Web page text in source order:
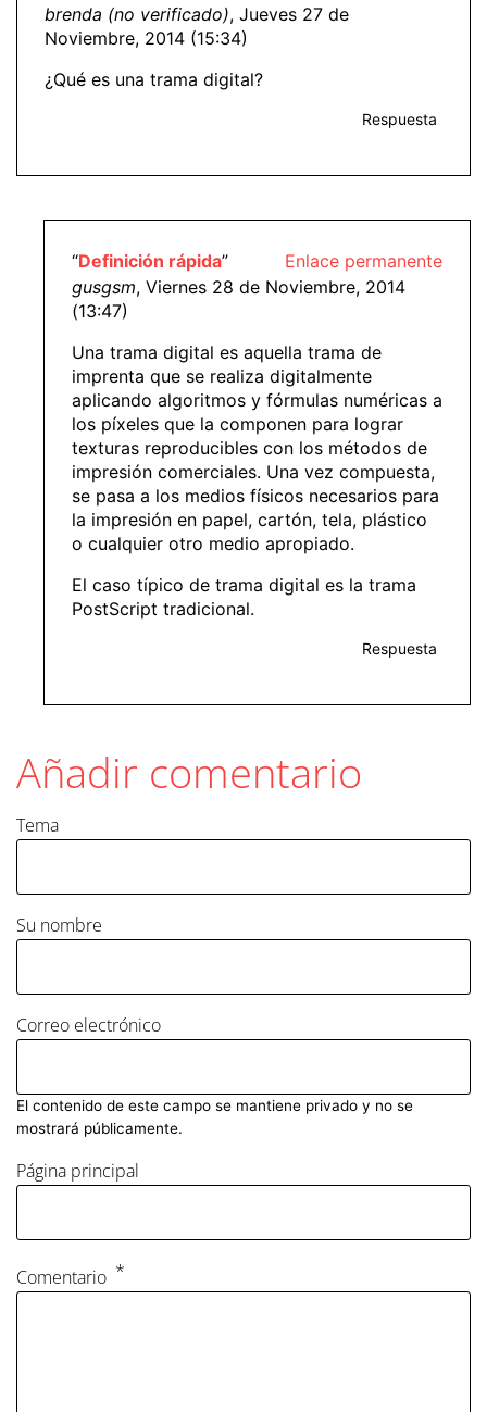
brenda (no verificado), Jueves 27 de
Noviembre, 2014 (15:34)
¿Qué es una trama digital?
Respuesta
Enlace permanente
“Definición rápida”
gusgsm, Viernes 28 de Noviembre, 2014
(13:47)
Una trama digital es aquella trama de
imprenta que se realiza digitalmente
aplicando algoritmos y fórmulas numéricas a
los píxeles que la componen para lograr
texturas reproducibles con los métodos de
impresión comerciales. Una vez compuesta,
se pasa a los medios físicos necesarios para
la impresión en papel, cartón, tela, plástico
o cualquier otro medio apropiado.
El caso típico de trama digital es la trama
PostScript tradicional.
Respuesta
Añadir comentario
Tema
Su nombre
Correo electrónico
El contenido de este campo se mantiene privado y no se
mostrará públicamente.
Página principal
Comentario